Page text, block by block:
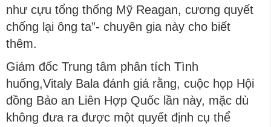
như cựu tổng thống Mỹ Reagan, cương quyết
chống lại ông ta”- chuyên gia này cho biết
thêm.
Giám đốc Trung tâm phân tích Tình
huống,Vitaly Bala đánh giá rằng, cuộc họp Hội
đồng Bảo an Liên Hợp Quốc lần này, mặc dù
không đưa ra được một quyết định cụ thể